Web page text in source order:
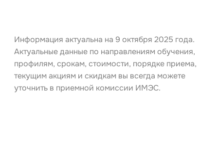
Информация актуальна на 9 октября 2025 года.
Актуальные данные по направлениям обучения,
профилям, срокам, стоимости, порядке приема,
текущим акциям и скидкам вы всегда можете
уточнить в приемной комиссии ИМЭС.